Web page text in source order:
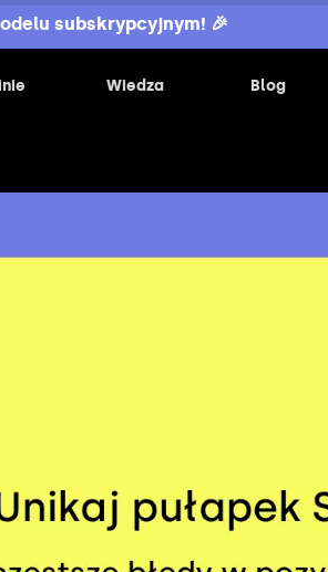
subskrypcyjnym! 🎉
Wiedza Blog